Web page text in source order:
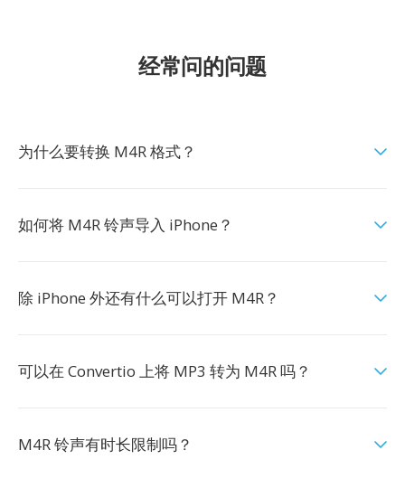
经常问的问题
为什么要转换 M4R 格式？
如何将 M4R 铃声导入 iPhone？
除 iPhone 外还有什么可以打开 M4R？
可以在 Convertio 上将 MP3 转为 M4R 吗？
M4R 铃声有时长限制吗？